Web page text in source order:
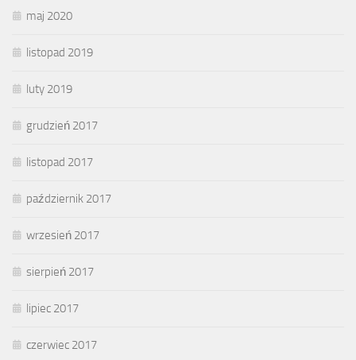
maj 2020
listopad 2019
luty 2019
grudzień 2017
listopad 2017
październik 2017
wrzesień 2017
sierpień 2017
lipiec 2017
czerwiec 2017